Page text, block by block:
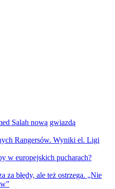
Salah nową gwiazdą
Rangersów. Wyniki el. Ligi
w europejskich pucharach?
za błędy, ale też ostrzega. „Nie